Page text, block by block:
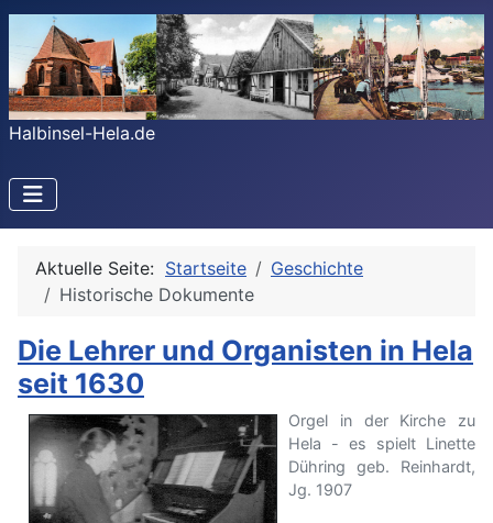
Halbinsel-Hela.de
Aktuelle Seite: Startseite
Geschichte
Historische Dokumente
Die Lehrer und Organisten in Hela
seit 1630
Orgel in der Kirche zu
Hela - es spielt Linette
Dühring geb. Reinhardt,
Jg. 1907